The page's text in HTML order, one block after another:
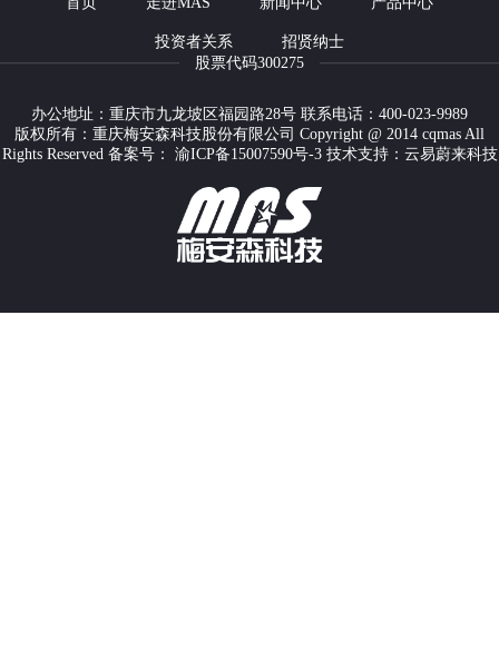
投资者关系
招贤纳士
股票代码300275
办公地址：重庆市九龙坡区福园路28号 联系电话：400-023-9989
版权所有：重庆梅安森科技股份有限公司 Copyright @ 2014 cqmas All
Rights Reserved 备案号： 渝ICP备15007590号-3技术支持：云易蔚来科技